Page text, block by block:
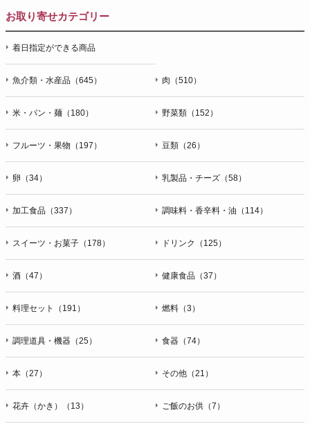
お取り寄せカテゴリー
着日指定ができる商品
魚介類・水産品（645） 肉（510）
米・パン・麺（180） 野菜類（152）
フルーツ・果物（197） 豆類（26）
卵（34） 乳製品・チーズ（58）
加工食品（337） 調味料・香辛料・油（114）
スイーツ・お菓子（178） ドリンク（125）
酒（47） 健康食品（37）
料理セット（191） 燃料（3）
調理道具・機器（25） 食器（74）
本（27） その他（21）
花卉（かき）（13） ご飯のお供（7）